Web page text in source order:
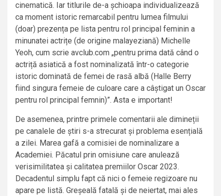
cinematică. Iar titlurile de-a șchioapa individualizează
ca moment istoric remarcabil pentru lumea filmului
(doar) prezența pe lista pentru rol principal feminin a
minunatei actrițe (de origine malayeziană) Michelle
Yeoh, cum scrie avclub.com „pentru prima dată când o
actriță asiatică a fost nominalizată într-o categorie
istoric dominată de femei de rasă albă (Halle Berry
fiind singura femeie de culoare care a câștigat un Oscar
pentru rol principal femnin)”. Asta e important!
De asemenea, printre primele comentarii ale dimineții
pe canalele de știri s-a strecurat și problema esențială
a zilei. Marea gafă a comisiei de nominalizare a
Academiei. Păcatul prin omisiune care anulează
verisimilitatea și calitatea premiilor Oscar 2023.
Decadentul simplu fapt că nici o femeie regizoare nu
apare pe listă. Greșeală fatală și de neiertat, mai ales